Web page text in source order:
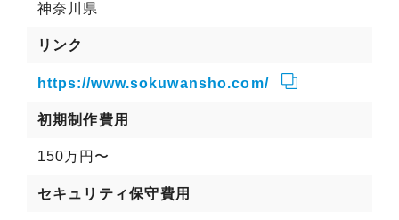
神奈川県
リンク
https://www.sokuwansho.com/
初期制作費用
150万円〜
セキュリティ保守費用